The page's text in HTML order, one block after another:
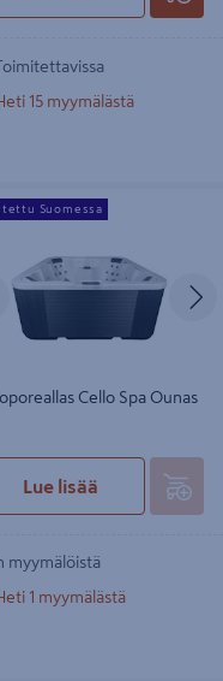
15 myymälästä
Cello Spa Ounas
Edellinen
Cello Spa Ounas
Lue lisää
Suomessa
myymälöistä
1 myymälästä